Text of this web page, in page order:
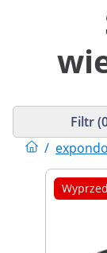
/ expondo
Filtr